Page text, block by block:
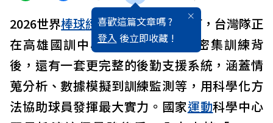
喜歡這篇文章嗎 ?
登入 後立即收藏 !
2026世界棒球經典賽將於3月初開打，台灣隊正
在高雄國訓中心積極備戰。但在密集訓練背
後，還有一套更完整的後勤支援系統，涵蓋情
蒐分析、數據模擬到訓練監測等，用科學化方
法協助球員發揮最大實力。國家運動科學中心